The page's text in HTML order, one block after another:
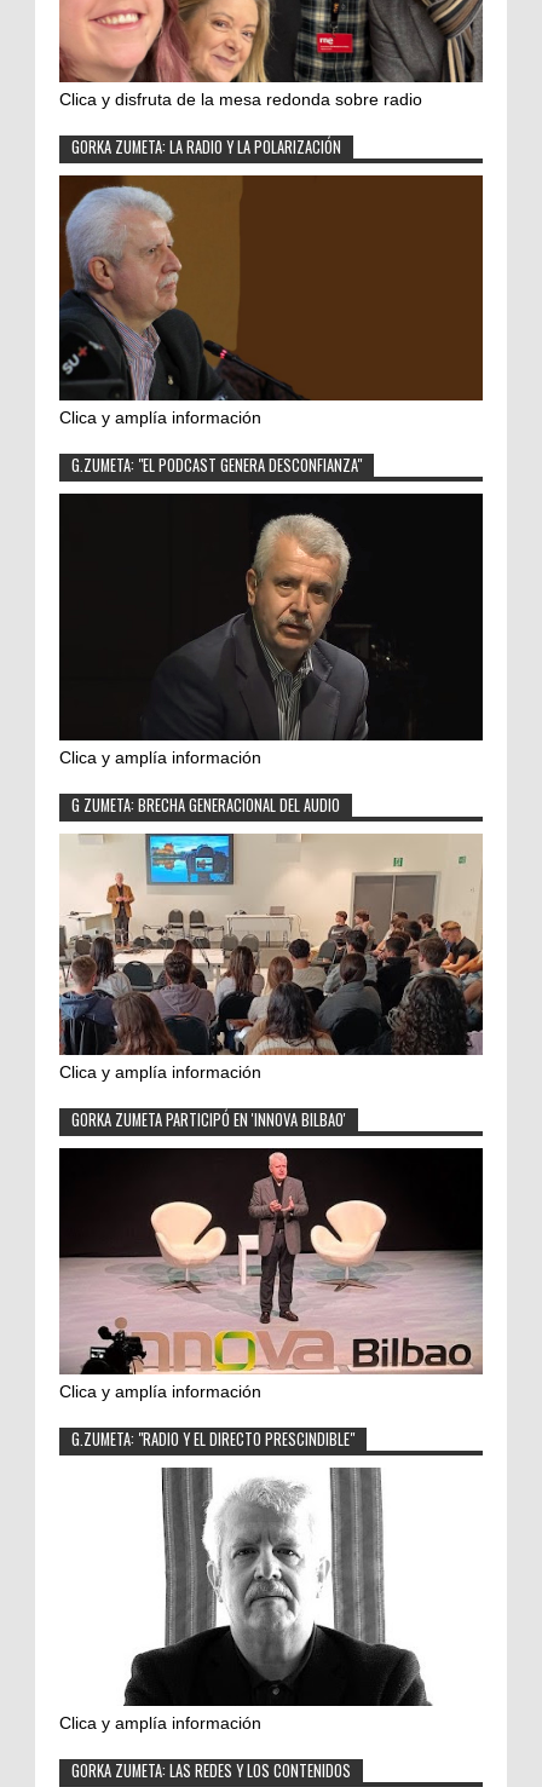
Clica y disfruta de la mesa redonda sobre radio
GORKA ZUMETA: LA RADIO Y LA POLARIZACIÓN
Clica y amplía información
G.ZUMETA: "EL PODCAST GENERA DESCONFIANZA"
Clica y amplía información
G ZUMETA: BRECHA GENERACIONAL DEL AUDIO
Clica y amplía información
GORKA ZUMETA PARTICIPÓ EN 'INNOVA BILBAO'
Clica y amplía información
G.ZUMETA: "RADIO Y EL DIRECTO PRESCINDIBLE"
Clica y amplía información
GORKA ZUMETA: LAS REDES Y LOS CONTENIDOS